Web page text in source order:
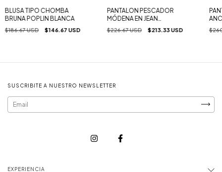
BLUSA TIPO CHOMBA
BRUNA POPLIN BLANCA
$186.67 USD $146.67 USD
PANTALON PESCADOR
MÓDENA EN JEAN
ELASTIZADO AZUL
$226.67 USD $213.33 USD
SUSCRIBITE A NUESTRO NEWSLETTER
EXPERIENCIA